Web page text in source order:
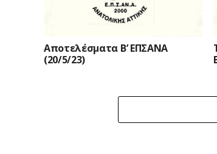
Αποτελέσματα Β’ ΕΠΣΑΝΑ
(20/5/23)